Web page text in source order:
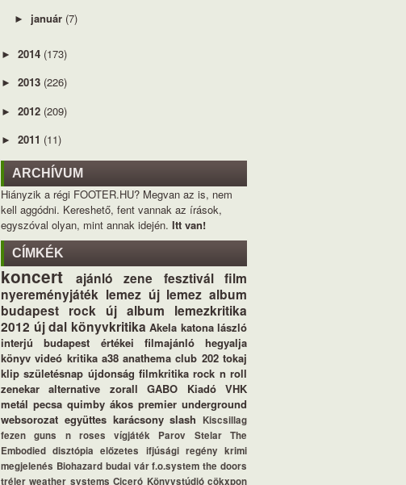
► január (7)
► 2014 (173)
► 2013 (226)
► 2012 (209)
► 2011 (11)
ARCHÍVUM
Hiányzik a régi FOOTER.HU? Megvan az is, nem
kell aggódni. Kereshető, fent vannak az írások,
egyszóval olyan, mint annak idején. Itt van!
CÍMKÉK
koncert ajánló zene fesztivál film
nyereményjáték lemez új lemez album
budapest rock új album
lemezkritika
2012 új dal könyvkritika Akela katona lászló
interjú
budapest értékei filmajánló
hegyalja
könyv videó kritika a38 anathema club 202 tokaj
klip születésnap újdonság filmkritika rock n roll
zenekar
alternative zorall GABO Kiadó
VHK
metál pecsa quimby ákos premier underground
websorozat együttes karácsony slash Kiscsillag
fezen
guns n roses vígjáték Parov Stelar
The
Embodied disztópia előzetes ifjúsági regény krimi
megjelenés Biohazard budai vár f.o.system the doors
tréler weather systems Ciceró Könyvstúdió cökxpon